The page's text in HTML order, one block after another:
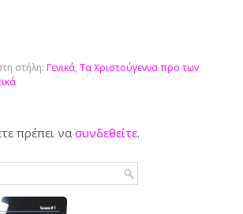
στήλη: Γενικά, Τα Χριστούγεννα προ των
πρέπει να συνδεθείτε.